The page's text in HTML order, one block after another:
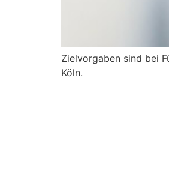
Zielvorgaben sind bei
Köln.